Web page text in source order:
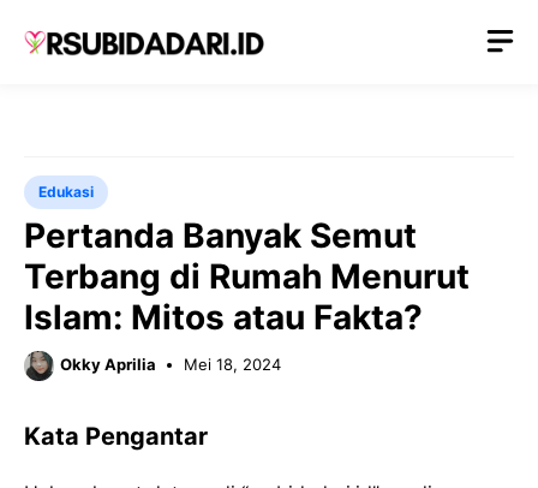
Edukasi
Pertanda Banyak Semut
Terbang di Rumah Menurut
Islam: Mitos atau Fakta?
Okky Aprilia Mei 18, 2024
Kata Pengantar